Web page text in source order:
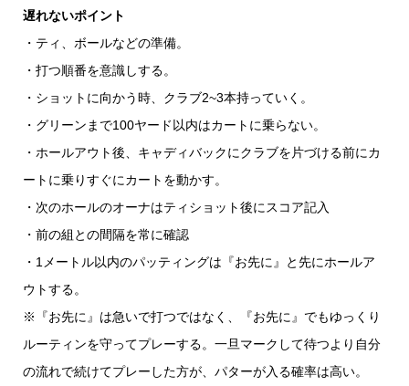
遅れないポイント
・ティ、ボールなどの準備。
・打つ順番を意識しする。
・ショットに向かう時、クラブ2~3本持っていく。
・グリーンまで100ヤード以内はカートに乗らない。
・ホールアウト後、キャディバックにクラブを片づける前にカ
ートに乗りすぐにカートを動かす。
・次のホールのオーナはティショット後にスコア記入
・前の組との間隔を常に確認
・1メートル以内のパッティングは『お先に』と先にホールア
ウトする。
※『お先に』は急いで打つではなく、『お先に』でもゆっくり
ルーティンを守ってプレーする。一旦マークして待つより自分
の流れで続けてプレーした方が、パターが入る確率は高い。